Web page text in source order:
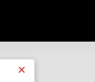
✕